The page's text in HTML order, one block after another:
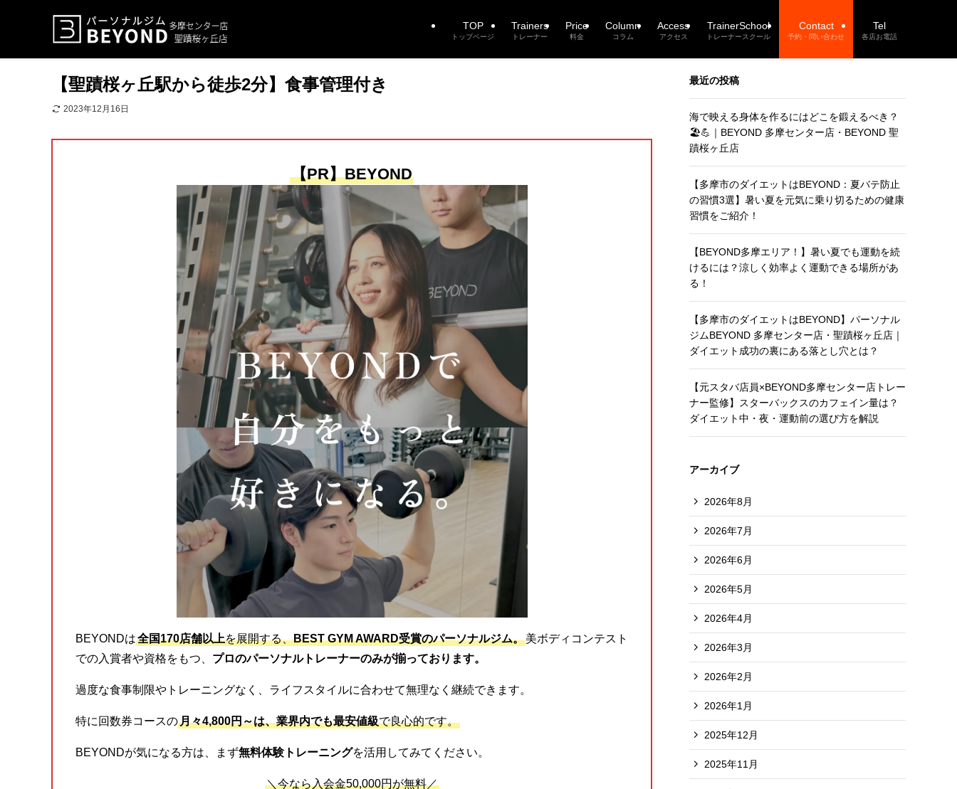
TOP
トップページ
Trainers
トレーナー
Price
料金
Column
コラム
Access
アクセス
TrainerSchool
トレーナースクール
Contact
予約・問い合わせ
Tel
各店お電話
【聖蹟桜ヶ丘駅から徒歩2分】食事管理付き
2023年12月16日
【PR】BEYOND
BEYONDは全国170店舗以上を展開する、BEST GYM AWARD受賞のパーソナルジム。美ボディコンテスト
での入賞者や資格をもつ、 プロのパーソナルトレーナーのみが揃っております。
過度な食事制限やトレーニングなく、ライフスタイルに合わせて無理なく継続できます。
特に回数券コースの月々4,800円～は、業界内でも最安値級で良心的です。
BEYONDが気になる方は、まず無料体験トレーニングを活用してみてください。
＼今なら入会金50,000円が無料／
最近の投稿
海で映える身体を作るにはどこを鍛えるべき？
🏖️💪｜BEYOND 多摩センター店・BEYOND 聖
蹟桜ヶ丘店
【多摩市のダイエットはBEYOND：夏バテ防止
の習慣3選】暑い夏を元気に乗り切るための健康
習慣をご紹介！
【BEYOND多摩エリア！】暑い夏でも運動を続
けるには？涼しく効率よく運動できる場所があ
る！
【多摩市のダイエットはBEYOND】パーソナル
ジムBEYOND 多摩センター店・聖蹟桜ヶ丘店｜
ダイエット成功の裏にある落とし穴とは？
【元スタバ店員×BEYOND多摩センター店トレー
ナー監修】スターバックスのカフェイン量は？
ダイエット中・夜・運動前の選び方を解説
アーカイブ
2026年8月
2026年7月
2026年6月
2026年5月
2026年4月
2026年3月
2026年2月
2026年1月
2025年12月
2025年11月